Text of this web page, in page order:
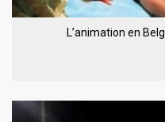
L’animation en